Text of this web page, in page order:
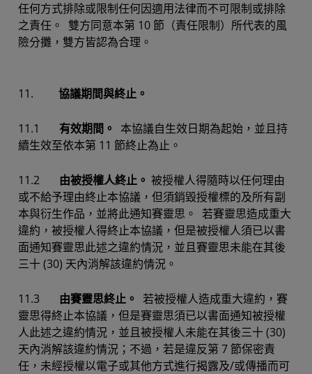
任何方式排除或限制任何因適用法律而不可限制或排除
之責任。 雙方同意本第 10 節（責任限制）所代表的風
險分攤，雙方皆認為合理。
11. 協議期間與終止。
11.1 有效期間。
本協議自生效日期為起始，並且持
續生效至依本第 11 節終止為止。
11.2 由被授權人終止。 被授權人得隨時以任何理由
或不給予理由終止本協議，但須銷毀授權標的及所有副
本與衍生作品，並將此通知賽靈思。 若賽靈思造成重大
違約，被授權人得終止本協議，但是被授權人須已以書
面通知賽靈思此述之違約情況，並且賽靈思未能在其後
三十 (30) 天內消解該違約情況。
11.3 由賽靈思終止。 若被授權人造成重大違約，賽
靈思得終止本協議，但是賽靈思須已以書面通知被授權
人此述之違約情況，並且被授權人未能在其後三十 (30)
天內消解該違約情況；不過，若是違反第 7 節保密責
任，未經授權以電子或其他方式進行揭露及/或傳播而可